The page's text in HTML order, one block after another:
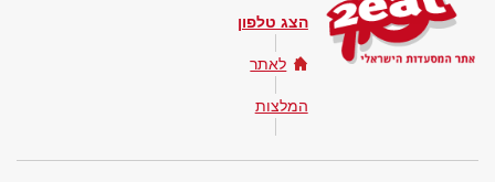
הצג טלפון
לאתר
המלצות